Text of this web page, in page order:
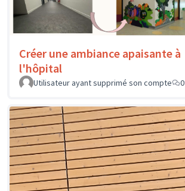
Créer une ambiance apaisante à
l'hôpital
Utilisateur ayant supprimé son compte
0